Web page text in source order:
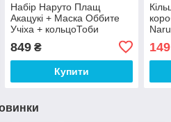
Набір Наруто Плащ
Акацукі + Маска Оббите
Учіха + кольцоТоби
849₴
Купити
149